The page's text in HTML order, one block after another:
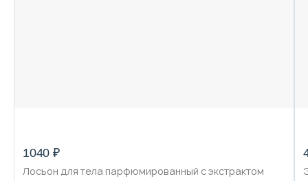
1040 ₽
Лосьон для тела парфюмированный с экстрактом